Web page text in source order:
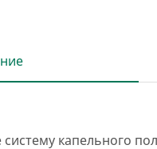
систему капельного